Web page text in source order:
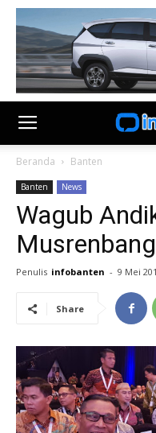
Beranda Banten
Banten News
Wagub
Penulis infobanten - 9 Mei
Share